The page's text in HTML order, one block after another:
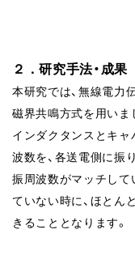
２．研究手法・成果
本研究では、無線電⼒
磁界共鳴⽅式を⽤いま
インダクタンスとキ
波数を、各送電側に振
振周波数がマッチして
ていない時に、ほとん
きることとなります。